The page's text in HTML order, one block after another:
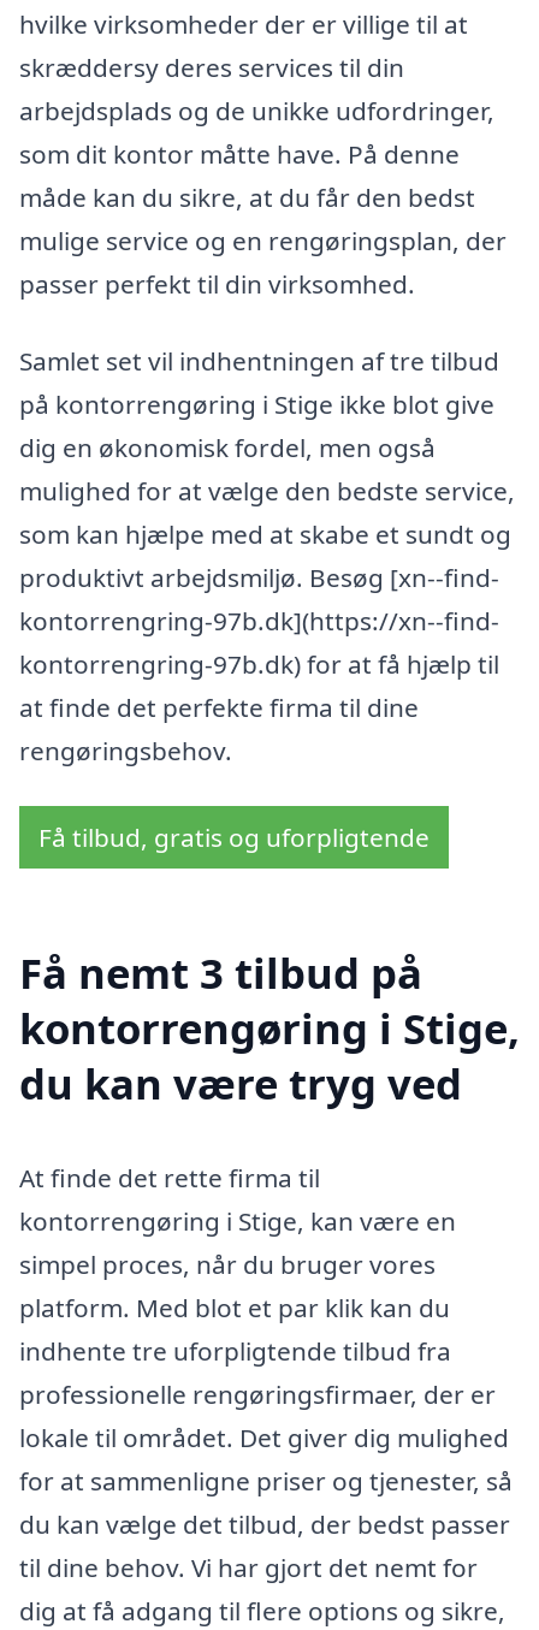
hvilke virksomheder der er villige til at
skræddersy deres services til din
arbejdsplads og de unikke udfordringer,
som dit kontor måtte have. På denne
måde kan du sikre, at du får den bedst
mulige service og en rengøringsplan, der
passer perfekt til din virksomhed.
Samlet set vil indhentningen af tre tilbud
på kontorrengøring i Stige ikke blot give
dig en økonomisk fordel, men også
mulighed for at vælge den bedste service,
som kan hjælpe med at skabe et sundt og
produktivt arbejdsmiljø. Besøg [xn--find-
kontorrengring-97b.dk](https://xn--find-
kontorrengring-97b.dk) for at få hjælp til
at finde det perfekte firma til dine
rengøringsbehov.
Få tilbud, gratis og uforpligtende
Få nemt 3 tilbud på
kontorrengøring i Stige,
du kan være tryg ved
At finde det rette firma til
kontorrengøring i Stige, kan være en
simpel proces, når du bruger vores
platform. Med blot et par klik kan du
indhente tre uforpligtende tilbud fra
professionelle rengøringsfirmaer, der er
lokale til området. Det giver dig mulighed
for at sammenligne priser og tjenester, så
du kan vælge det tilbud, der bedst passer
til dine behov. Vi har gjort det nemt for
dig at få adgang til flere options og sikre,